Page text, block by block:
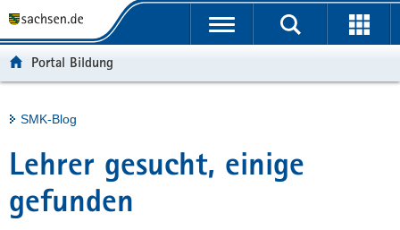
t
e
r
g
u
h
a
l
e
v
e
Portalübergreifende
Portal Bildung
Hauptinhalt
SMK-Blog
Lehrer gesucht, einige
gefunden